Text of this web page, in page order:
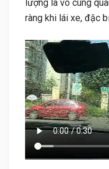
lượng là vô cùng
ràng khi lái xe, đặc